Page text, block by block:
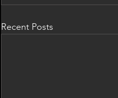
Recent Posts